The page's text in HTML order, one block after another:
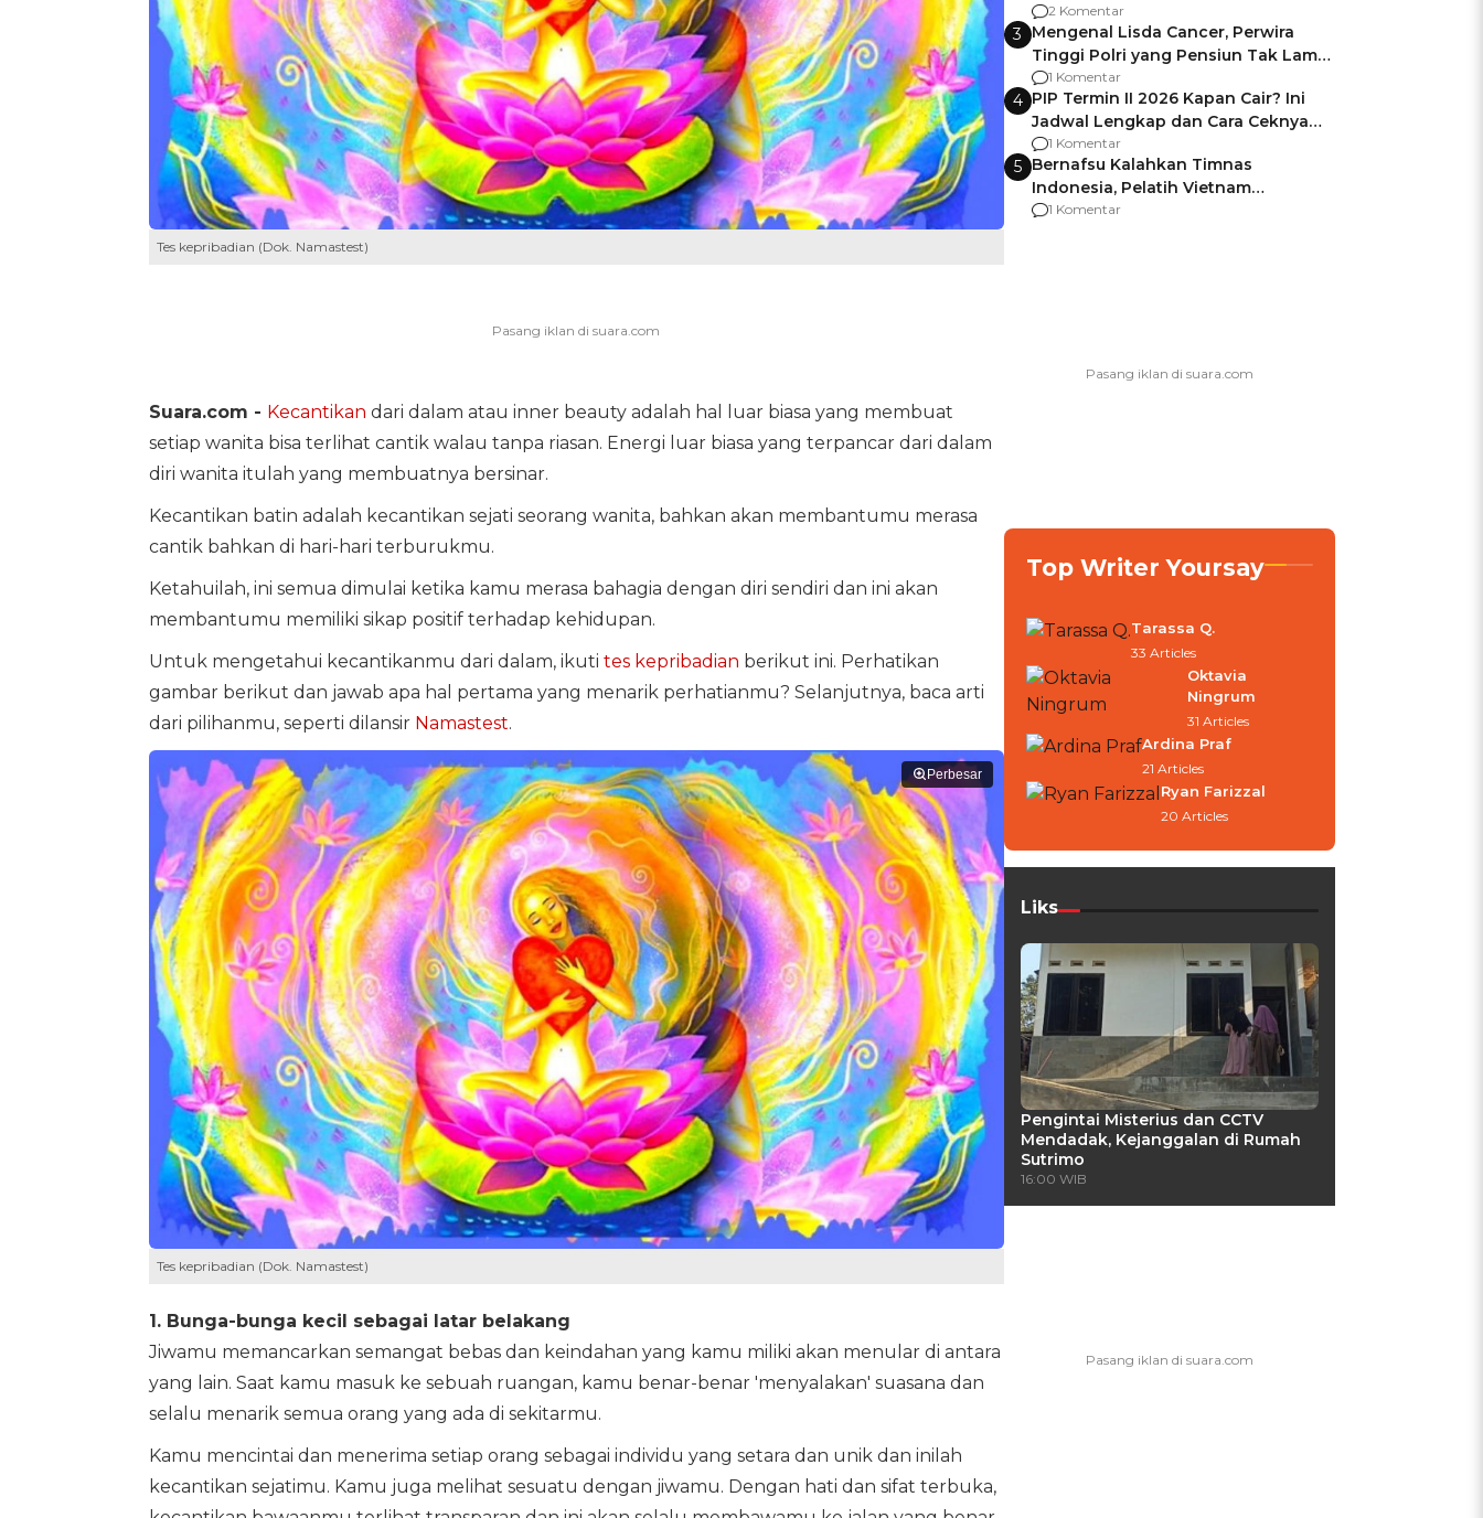
Tes kepribadian (Dok. Namastest)
Suara.com - Kecantikan dari dalam atau inner beauty adalah hal luar biasa yang membuat
setiap wanita bisa terlihat cantik walau tanpa riasan. Energi luar biasa yang terpancar dari dalam
diri wanita itulah yang membuatnya bersinar.
Kecantikan batin adalah kecantikan sejati seorang wanita, bahkan akan membantumu merasa
cantik bahkan di hari-hari terburukmu.
Ketahuilah, ini semua dimulai ketika kamu merasa bahagia dengan diri sendiri dan ini akan
membantumu memiliki sikap positif terhadap kehidupan.
Untuk mengetahui kecantikanmu dari dalam, ikuti tes kepribadian berikut ini. Perhatikan
gambar berikut dan jawab apa hal pertama yang menarik perhatianmu? Selanjutnya, baca arti
dari pilihanmu, seperti dilansir Namastest.
Perbesar
Tes kepribadian (Dok. Namastest)
1. Bunga-bunga kecil sebagai latar belakang
Jiwamu memancarkan semangat bebas dan keindahan yang kamu miliki akan menular di antara
yang lain. Saat kamu masuk ke sebuah ruangan, kamu benar-benar 'menyalakan' suasana dan
selalu menarik semua orang yang ada di sekitarmu.
Kamu mencintai dan menerima setiap orang sebagai individu yang setara dan unik dan inilah
kecantikan sejatimu. Kamu juga melihat sesuatu dengan jiwamu. Dengan hati dan sifat terbuka,
Pemalang
2 Komentar
3 Mengenal Lisda Cancer, Perwira
Tinggi Polri yang Pensiun Tak Lama
Usai Jadi Brigjen
1 Komentar
4 PIP Termin II 2026 Kapan Cair? Ini
Jadwal Lengkap dan Cara Ceknya
agar Dana Tidak Hangus!
1 Komentar
5 Bernafsu Kalahkan Timnas
Indonesia, Pelatih Vietnam
Berencana Pakai Jimat di Pakansari
1 Komentar
Top Writer Yoursay
Tarassa Q.
33 Articles
Oktavia
Ningrum
31 Articles
Ardina Praf
21 Articles
Ryan Farizzal
20 Articles
Liks
Pengintai Misterius dan CCTV
Mendadak, Kejanggalan di Rumah
Sutrimo
16:00 WIB